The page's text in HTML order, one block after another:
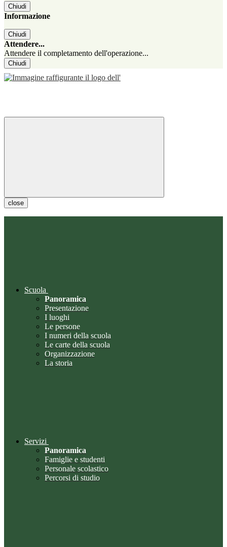
Chiudi
Informazione
Chiudi
Attendere...
Attendere il completamento dell'operazione...
Chiudi
close
Scuola
Panoramica
Presentazione
I luoghi
Le persone
I numeri della scuola
Le carte della scuola
Organizzazione
La storia
Servizi
Panoramica
Famiglie e studenti
Personale scolastico
Percorsi di studio